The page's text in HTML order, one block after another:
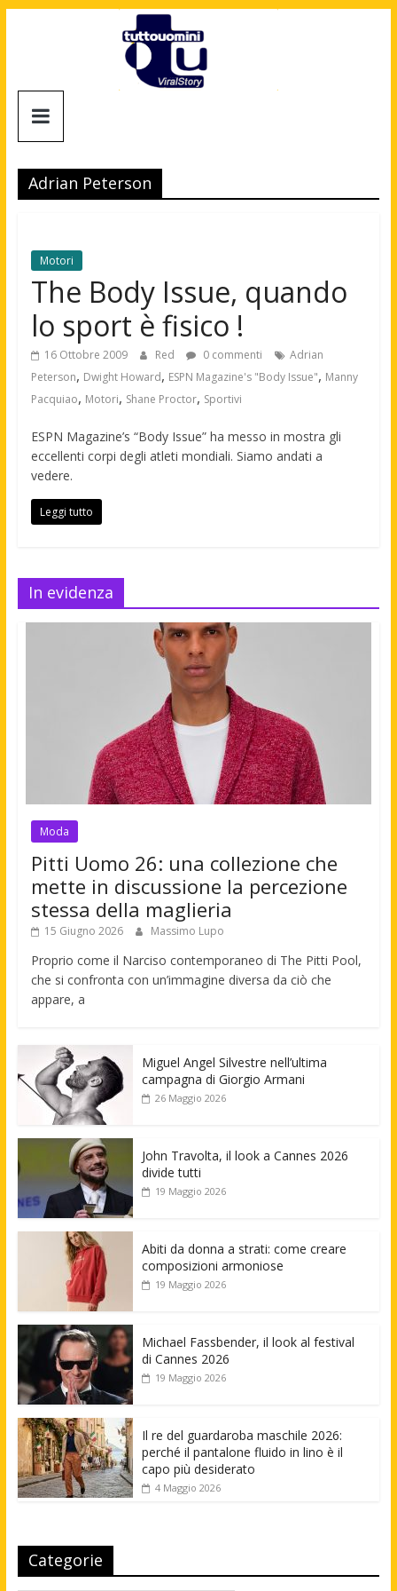
Tuttouomini
Tv,
Cinema,
news
moda
maschile
Adrian Peterson
Motori
The Body Issue, quando
lo sport è fisico !
16 Ottobre 2009 Red 0 commenti
Adrian
Peterson, Dwight Howard, ESPN Magazine's "Body Issue", Manny
Pacquiao, Motori, Shane Proctor, Sportivi
ESPN Magazine’s “Body Issue” ha messo in mostra gli
eccellenti corpi degli atleti mondiali. Siamo andati a
vedere.
Leggi tutto
In evidenza
Moda
Pitti Uomo 26: una collezione che
mette in discussione la percezione
stessa della maglieria
15 Giugno 2026 Massimo Lupo
Proprio come il Narciso contemporaneo di The Pitti Pool,
che si confronta con un’immagine diversa da ciò che
appare, a
Miguel Angel Silvestre nell’ultima
campagna di Giorgio Armani
26 Maggio 2026
John Travolta, il look a Cannes 2026
divide tutti
19 Maggio 2026
Abiti da donna a strati: come creare
composizioni armoniose
19 Maggio 2026
Michael Fassbender, il look al festival
di Cannes 2026
19 Maggio 2026
Il re del guardaroba maschile 2026:
perché il pantalone fluido in lino è il
capo più desiderato
4 Maggio 2026
Categorie